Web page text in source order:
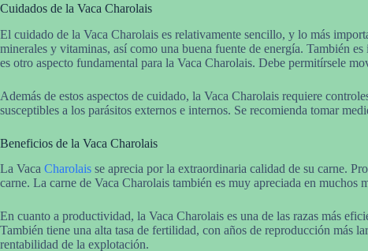
Cuidados de la Vaca Charolais
El cuidado de la Vaca Charolais es relativamente sencillo, y lo más
minerales y vitaminas, así como una buena fuente de energía. También
es otro aspecto fundamental para la Vaca Charolais. Debe permitírsele
Además de estos aspectos de cuidado, la Vaca Charolais requiere
susceptibles a los parásitos externos e internos. Se recomienda tomar
Beneficios de la Vaca Charolais
La Vaca Charolais se aprecia por la extraordinaria calidad de su carne.
carne. La carne de Vaca Charolais también es muy apreciada en muchos
En cuanto a productividad, la Vaca Charolais es una de las razas más
También tiene una alta tasa de fertilidad, con años de reproducción más
rentabilidad de la explotación.